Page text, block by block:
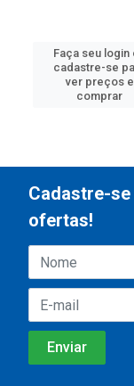
Faça seu login
cadastre-se
ver preços e
comprar
Cadastre-
ofertas!